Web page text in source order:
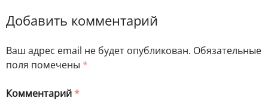
Добавить комментарий
Ваш адрес email не будет опубликован. Обязательные
поля помечены *
Комментарий*